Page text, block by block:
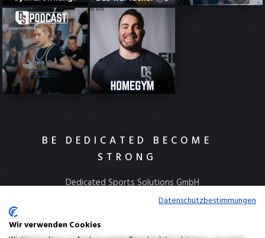
BE DEDICATED BECOME
STRONG
Dedicated Sports Solutions GmbH
Kulmbacher Straße 115
95445 Bayreuth
info@dedicatedsports.de
Datenschutzbestimmungen
Wir verwenden Cookies